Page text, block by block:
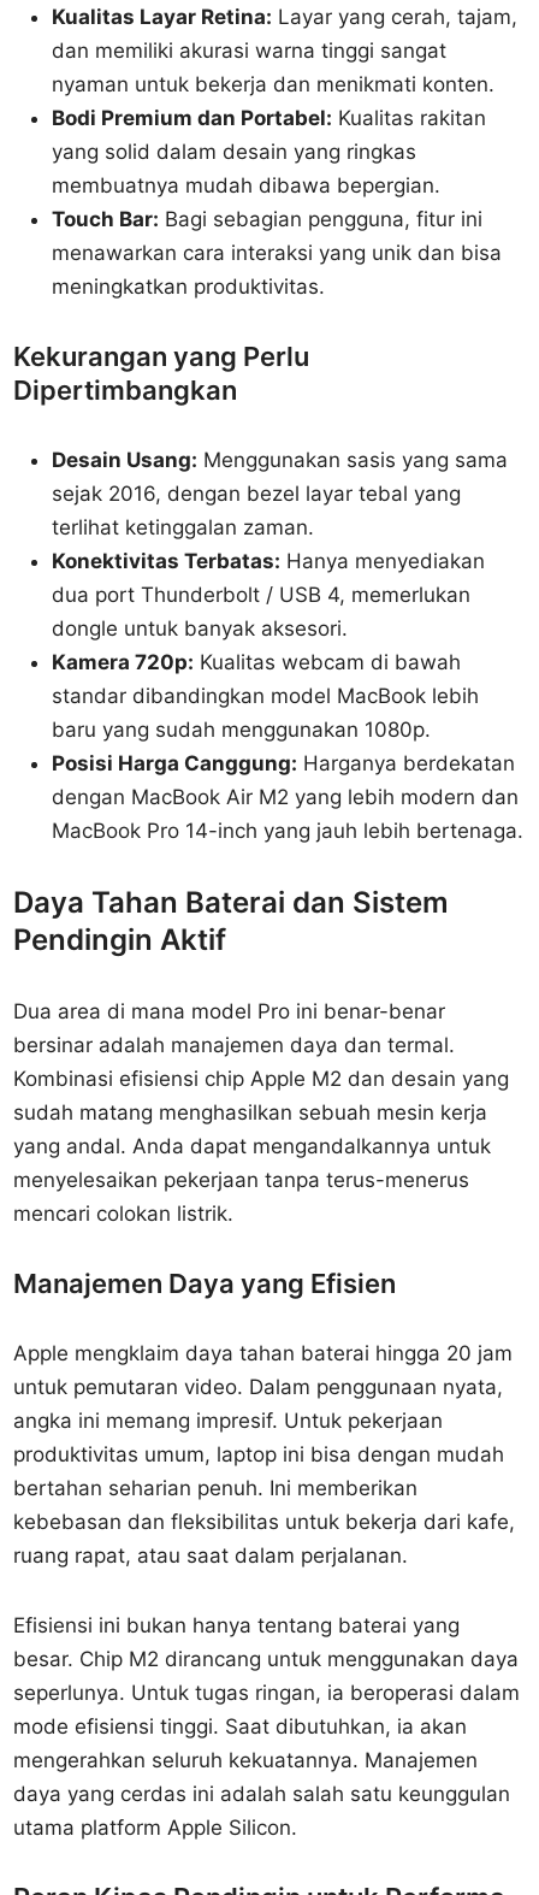
Kualitas Layar Retina: Layar yang cerah, tajam,
dan memiliki akurasi warna tinggi sangat
nyaman untuk bekerja dan menikmati konten.
Bodi Premium dan Portabel: Kualitas rakitan
yang solid dalam desain yang ringkas
membuatnya mudah dibawa bepergian.
Touch Bar: Bagi sebagian pengguna, fitur ini
menawarkan cara interaksi yang unik dan bisa
meningkatkan produktivitas.
Kekurangan yang Perlu
Dipertimbangkan
Desain Usang: Menggunakan sasis yang sama
sejak 2016, dengan bezel layar tebal yang
terlihat ketinggalan zaman.
Konektivitas Terbatas: Hanya menyediakan
dua port Thunderbolt / USB 4, memerlukan
dongle untuk banyak aksesori.
Kamera 720p: Kualitas webcam di bawah
standar dibandingkan model MacBook lebih
baru yang sudah menggunakan 1080p.
Posisi Harga Canggung: Harganya berdekatan
dengan MacBook Air M2 yang lebih modern dan
MacBook Pro 14-inch yang jauh lebih bertenaga.
Daya Tahan Baterai dan Sistem
Pendingin Aktif
Dua area di mana model Pro ini benar-benar
bersinar adalah manajemen daya dan termal.
Kombinasi efisiensi chip Apple M2 dan desain yang
sudah matang menghasilkan sebuah mesin kerja
yang andal. Anda dapat mengandalkannya untuk
menyelesaikan pekerjaan tanpa terus-menerus
mencari colokan listrik.
Manajemen Daya yang Efisien
Apple mengklaim daya tahan baterai hingga 20 jam
untuk pemutaran video. Dalam penggunaan nyata,
angka ini memang impresif. Untuk pekerjaan
produktivitas umum, laptop ini bisa dengan mudah
bertahan seharian penuh. Ini memberikan
kebebasan dan fleksibilitas untuk bekerja dari kafe,
ruang rapat, atau saat dalam perjalanan.
Efisiensi ini bukan hanya tentang baterai yang
besar. Chip M2 dirancang untuk menggunakan daya
seperlunya. Untuk tugas ringan, ia beroperasi dalam
mode efisiensi tinggi. Saat dibutuhkan, ia akan
mengerahkan seluruh kekuatannya. Manajemen
daya yang cerdas ini adalah salah satu keunggulan
utama platform Apple Silicon.